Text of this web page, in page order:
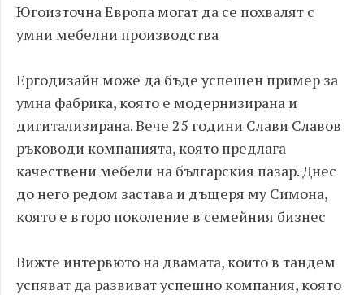
Югоизточна Европа могат да се похвалят с
умни мебелни производства
Ергодизайн може да бъде успешен пример за
умна фабрика, която е модернизирана и
дигитализирана. Вече 25 години Слави Славов
ръководи компанията, която предлага
качествени мебели на българския пазар. Днес
до него редом застава и дъщеря му Симона,
която е второ поколение в семейния бизнес
Вижте интервюто на двамата, които в тандем
успяват да развиват успешно компания, която